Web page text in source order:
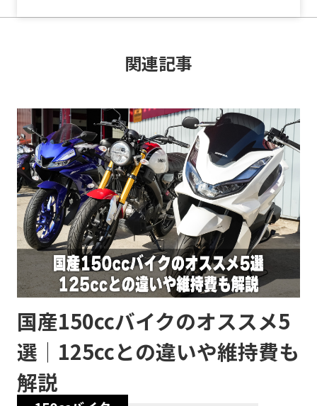
関連記事
国産150ccバイクのオススメ5
選｜125ccとの違いや維持費も
解説